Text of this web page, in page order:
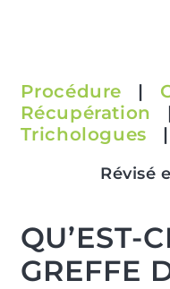
Procédure |
Récupération
Trichologues
|
Révisé
QU’EST-
GREFFE